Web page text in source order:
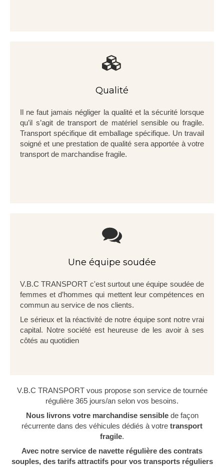
Qualité
Il ne faut jamais négliger la qualité et la sécurité lorsque
qu’il s’agit de transport de matériel sensible ou fragile.
Transport spécifique dit emballage spécifique. Un travail
soigné et une prestation de qualité sera apportée à votre
transport de marchandise fragile.
Une équipe soudée
V.B.C TRANSPORT c'est surtout une équipe soudée de
femmes et d’hommes qui mettent leur compétences en
commun au service de nos clients.
Le sérieux et la réactivité de notre équipe sont notre vrai
capital. Notre société est heureuse de les avoir à ses
côtés au quotidien
V.B.C TRANSPORT vous propose son service de tournée
régulière 365 jours/an selon vos besoins.
Nous livrons votre marchandise sensiblede façon
récurrente dans des véhicules dédiés à votre transport
fragile.
Avec notre service de navette régulière des contrats
souples, des tarifs attractifs pour vos transports réguliers